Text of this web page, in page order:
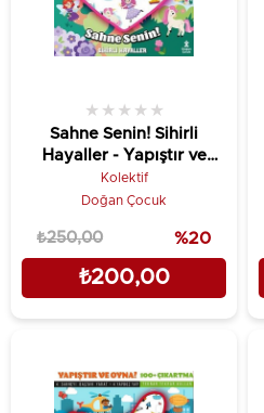
Sahne Senin! Sihirli
Hayaller - Yapıştır ve
Oyna! + 100 Çıkartma
★ ★ ★ ★ ★
Kolektif
Doğan Çocuk
₺200,00
₺250,00 %20